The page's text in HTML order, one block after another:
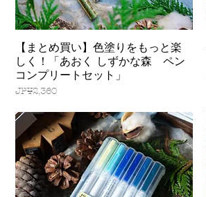
快速瀏覽
【まとめ買い】色塗りをもっと楽
しく！「あおく しずかな森 ペン
コンプリートセット」
價格
JP¥2,360